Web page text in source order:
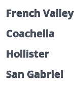
French Valley
Coachella
Hollister
San Gabriel